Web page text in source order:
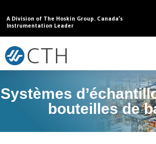
A Division of The Hoskin Group. Canada’s
Instrumentation Leader
Systèmes
bouteilles de